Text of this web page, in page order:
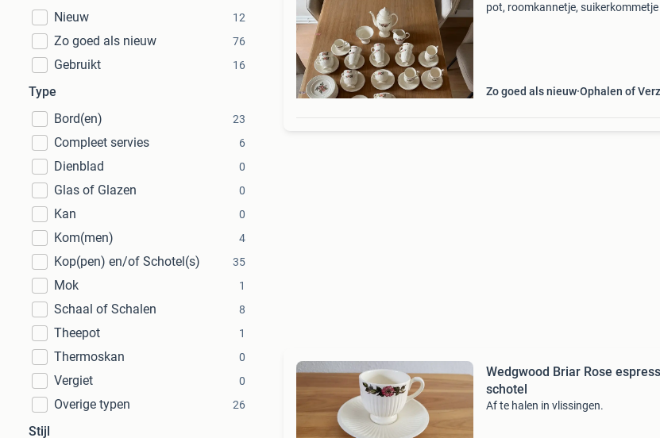
Nieuw
12
Zo goed als nieuw 76
Gebruikt 16
Type
Bord(en)
23
Compleet servies 6
Dienblad 0
Glas of Glazen 0
Kan 0
Kom(men) 4
Kop(pen) en/of Schotel(s) 35
Mok 1
Schaal of Schalen 8
Theepot 1
Thermoskan 0
Vergiet 0
Overige typen 26
Stijl
pot, roomkannetje,
Zo goed als nieuw Ophalen of
Wedgwood Briar Rose
schotel
Af te halen in vlissingen.